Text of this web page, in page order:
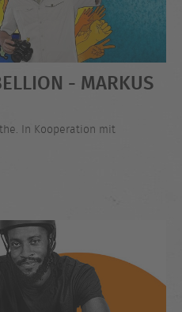
- MARKUS
In Kooperation mit